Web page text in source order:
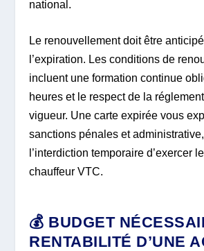
national.
Le renouvellement doit être
l’expiration. Les conditions de
incluent une formation continue
heures et le respect de la
vigueur. Une carte expirée vous
sanctions pénales et
l’interdiction temporaire d’exercer
chauffeur VTC.
💰 BUDGET
RENTABILITÉ D’UNE